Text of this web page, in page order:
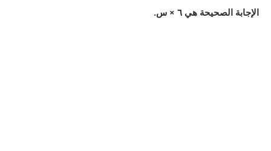
الإجابة الصحيحة هي ٦ × س.